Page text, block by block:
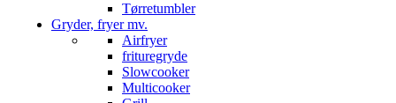
Tørretumbler
Gryder, fryer mv.
Airfryer
frituregryde
Slowcooker
Multicooker